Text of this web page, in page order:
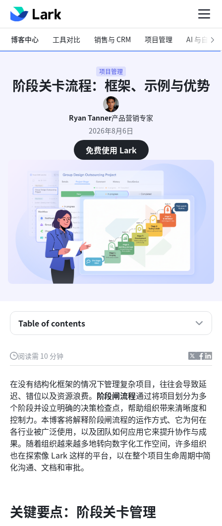
博客中心 工具对比 销售与 CRM 项目管理 AI 与自动化
项目管理
阶段关卡流程：框架、示例与优势
Ryan Tanner产品营销专家
2026年8月6日
免费使用 Lark
阅读需 10 分钟
在没有结构化框架的情况下管理复杂项目，往往会导致延
迟、错位以及资源浪费。 阶段闸流程通过将项目划分为多
个阶段并设立明确的决策检查点，帮助组织带来清晰度和
控制力。本博客将解释阶段闸流程的运作方式、它为何在
各行业被广泛使用，以及团队如何应用它来提升协作与成
果。随着组织越来越多地转向数字化工作空间，许多组织
也在探索像 Lark 这样的平台，以在整个项目生命周期中简
化沟通、文档和审批。
关键要点：阶段关卡管理
Table of contents
关键要点：阶段关卡管理
什么是阶段闸流程？
典型阶段关卡模型中的5个核心阶段
跨企业的阶段关卡流程示例
阶段关卡管理的角色与职责
阶段关卡实施中的4个常见挑战
认识 Lark：将团队协作与效率融入项目管理
额外奖励：在阶段关卡系统中衡量成功的4种方式
结论
常见问题
相关阅读